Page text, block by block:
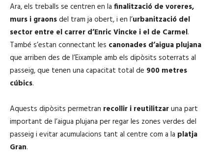
Ara, els treballs se centren en la finalització de voreres,
murs i graonsdel tram ja obert, i en l’urbanització del
sector entre el carrer d’Enric Vincke i el de Carmel.
També s’estan connectant les canonades d’aigua plujana
que arriben des de l’Eixample amb els dipòsits soterrats al
passeig, que tenen una capacitat total de 900 metres
cúbics.
Aquests dipòsits permetran recollir i reutilitzaruna part
important de l’aigua plujana per regar les zones verdes del
passeig i evitar acumulacions tant al centre com a la platja
Gran.